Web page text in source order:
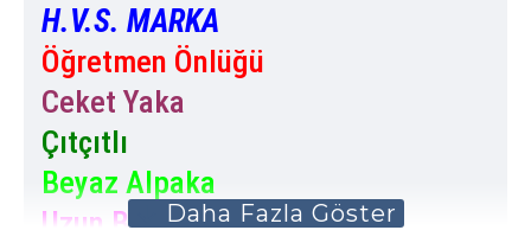
H.V.S. MARKA
Öğretmen Önlüğü
Ceket Yaka
Çıtçıtlı
Beyaz Alpaka
Uzun Boy